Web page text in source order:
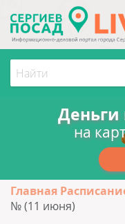
на
Главная
№ (11 июня)